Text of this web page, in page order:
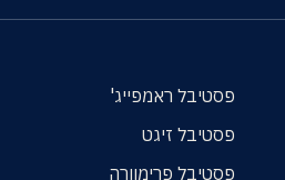
פסטיבל ראמפייג'
פסטיבל זיגט
פסטיבל פרימוורה